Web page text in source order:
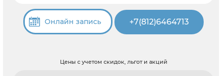
Онлайн запись +7(812)6464713
Цены с учетом скидок, льгот и акций